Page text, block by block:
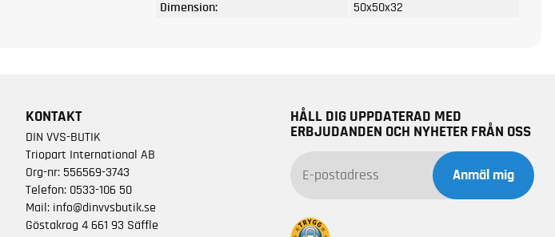
Dimension: 50x50x32
KONTAKT
DIN VVS-BUTIK
Triopart International AB
Org-nr: 556569-3743
Telefon: 0533-106 50
Mail: info@dinvvsbutik.se
Göstakrog 4 661 93 Säffle
HÅLL DIG UPPDATERAD MED
ERBJUDANDEN OCH NYHETER FRÅN OSS
Anmäl mig